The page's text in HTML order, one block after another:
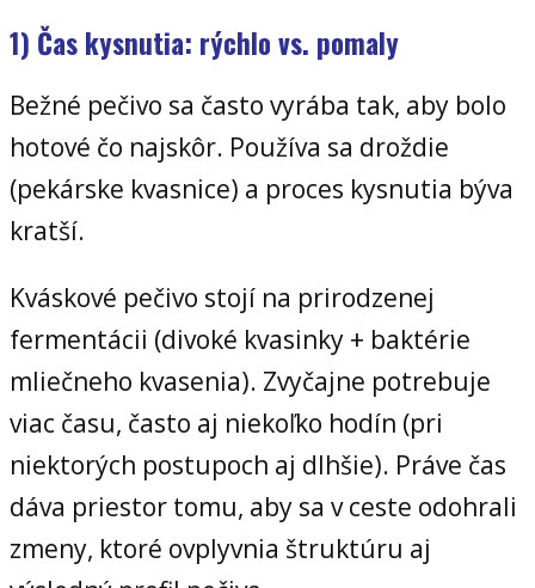
1) Čas kysnutia: rýchlo vs. pomaly
Bežné pečivo sa často vyrába tak, aby bolo
hotové čo najskôr. Používa sa droždie
(pekárske kvasnice) a proces kysnutia býva
kratší.
Kváskové pečivo stojí na prirodzenej
fermentácii (divoké kvasinky + baktérie
mliečneho kvasenia). Zvyčajne potrebuje
viac času, často aj niekoľko hodín (pri
niektorých postupoch aj dlhšie). Práve čas
dáva priestor tomu, aby sa v ceste odohrali
zmeny, ktoré ovplyvnia štruktúru aj